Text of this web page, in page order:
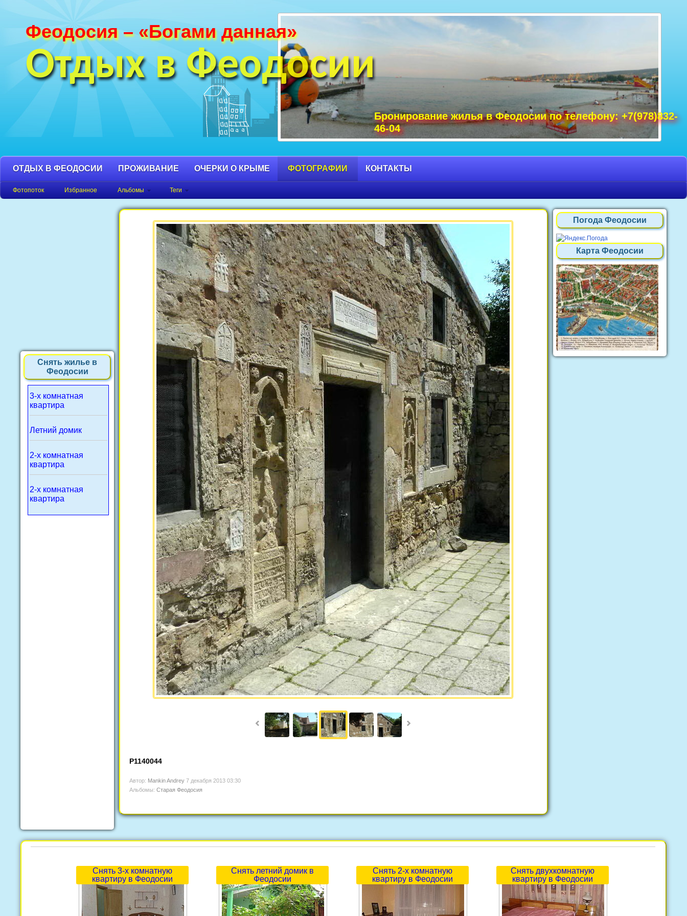
Феодосия – «Богами данная»
Отдых в Феодосии
Бронирование жилья в Феодосии по телефону: +7(978)832-
46-04
Фотографии Феодосии и Крыма. Пляжи Крыма фото, фото горы Крыма, Крым Судак фото, Крым фото Ялта, Крым фото
Феодосия, Орджоникидзе Крым фото, достопримечательности Крыма фото, море Крым фото, фото Нового Света, Крым
фото города, Крым фото Феодосия.
ОТДЫХ В ФЕОДОСИИ ПРОЖИВАНИЕ ОЧЕРКИ О КРЫМЕ ФОТОГРАФИИ КОНТАКТЫ
Фотопоток Избранное Альбомы Теги
Снять жилье в
Феодосии
3-х комнатная
квартира
Летний домик
2-х комнатная
квартира
2-х комнатная
квартира
Погода Феодосии
Карта Феодосии
P1140044
Автор: Mankin Andrey 7 декабря 2013 03:30
Альбомы: Старая Феодосия
Снять 3-х комнатную
квартиру в Феодосии
Снять летний домик в
Феодосии
Снять 2-х комнатную
квартиру в Феодосии
Снять двухкомнатную
квартиру в Феодосии